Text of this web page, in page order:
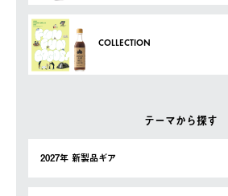
COLLECTION
テーマから探す
2027年 新製品ギア